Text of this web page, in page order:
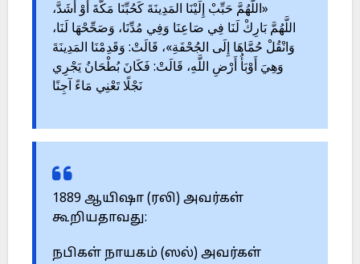
«اللَّهُمَّ حَبِّبْ إِلَيْنَا المَدِينَةَ كَحُبِّنَا مَكَّةَ أَوْ أَشَدَّ،
اللَّهُمَّ بَارِكْ لَنَا فِي صَاعِنَا وَفِي مُدِّنَا، وَصَحِّحْهَا لَنَا،
وَانْقُلْ حُمَّاهَا إِلَى الجُحْفَةِ»، قَالَتْ: وَقَدِمْنَا المَدِينَةَ
وَهِيَ أَوْبَأُ أَرْضِ اللَّهِ، قَالَتْ: فَكَانَ بُطْحَانُ يَجْرِي
نَجْلًا تَعْنِي مَاءً آجِنًا
1889 ஆயிஷா (ரலி) அவர்கள்
கூறியதாவது:
நபிகள் நாயகம் (ஸல்) அவர்கள்